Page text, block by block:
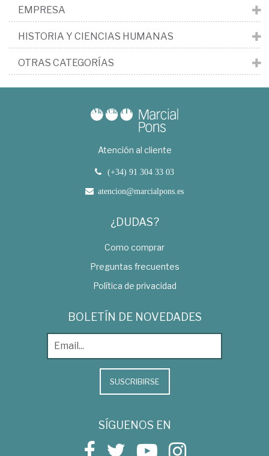
EMPRESA
HISTORIA Y CIENCIAS HUMANAS
OTRAS CATEGORÍAS
Atención al cliente
(+34) 91 304 33 03
atencion@marcialpons.es
¿DUDAS?
Como comprar
Preguntas frecuentes
Política de privacidad
BOLETÍN DE NOVEDADES
SUSCRIBIRSE
SÍGUENOS EN